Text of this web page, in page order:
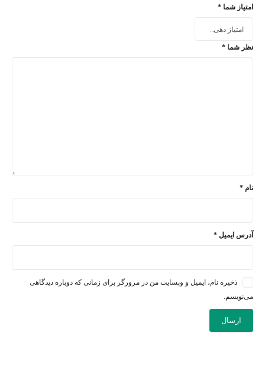
امتیاز شما *
نظر شما *
نام *
آدرس ایمیل *
ذخیره نام، ایمیل و وبسایت من در مرورگر برای زمانی که دوباره دیدگاهی
می‌نویسم.